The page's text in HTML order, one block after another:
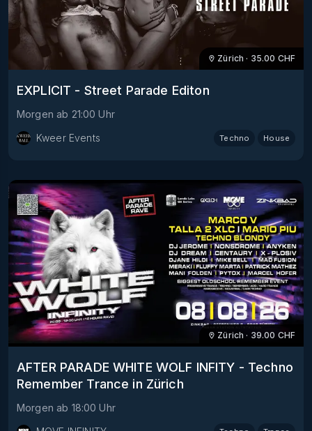
Zürich · 35.00 CHF
EXPLICIT - Street Parade Editon
Morgen ab 21:00 Uhr
Kweer Events
Techno House
Zürich · 39.00 CHF
AFTER PARADE WHITE WOLF INFITY - Techno
Remember Trance in Zürich
Morgen ab 18:00 Uhr